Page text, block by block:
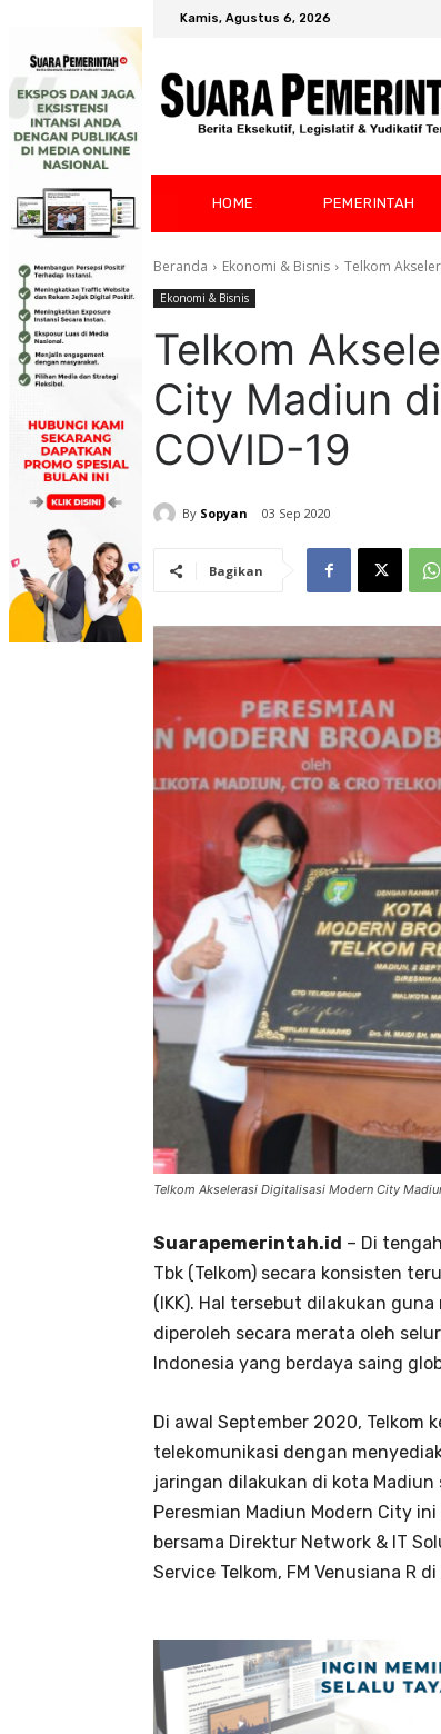
Kamis, Agustus 6, 2026
HOME PEMERINTAH
Beranda Ekonomi & Bisnis Telkom
Ekonomi & Bisnis
Telkom
City Madiun
COVID-19
By Sopyan 03 Sep 2020
Bagikan
Telkom Akselerasi Digitalisasi Modern City
Suarapemerintah.id – Di
Tbk (Telkom) secara konsisten
(IKK). Hal tersebut dilakukan
diperoleh secara merata oleh
Indonesia yang berdaya saing
Di awal September 2020,
telekomunikasi dengan
jaringan dilakukan di kota
Peresmian Madiun Modern City ini
bersama Direktur Network & IT
Service Telkom, FM Venusiana R